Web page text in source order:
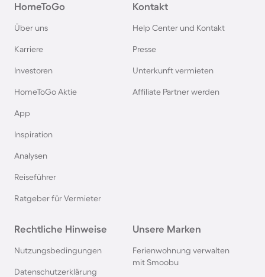
HomeToGo
Über uns
Karriere
Investoren
HomeToGo Aktie
App
Inspiration
Analysen
Reiseführer
Ratgeber für Vermieter
Kontakt
Help Center und Kontakt
Presse
Unterkunft vermieten
Affiliate Partner werden
Rechtliche Hinweise
Nutzungsbedingungen
Datenschutzerklärung
Unsere Marken
Ferienwohnung verwalten
mit Smoobu